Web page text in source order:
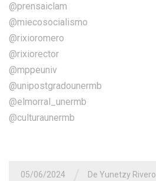
@prensaiclam
@miecosocialismo
@rixioromero
@rixiorector
@mppeuniv
@unipostgradounermb
@elmorral_unermb
@culturaunermb
05/06/2024 De Yunetzy Rivero